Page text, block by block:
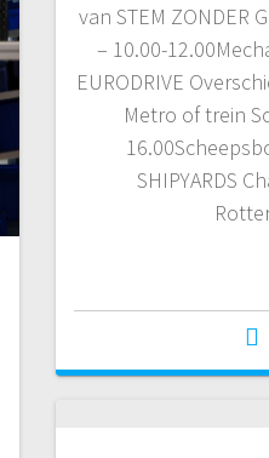
van STEM ZONDER
– 10.00-
EURODRIVE
Metro of trein
SHIPYARDS